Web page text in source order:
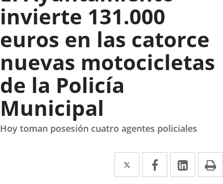
invierte 131.000
euros en las catorce
nuevas motocicletas
de la Policía
Municipal
Hoy toman posesión cuatro agentes policiales
Twitter
Enlace
a
Facebook
Enlace
a
Enlace
a